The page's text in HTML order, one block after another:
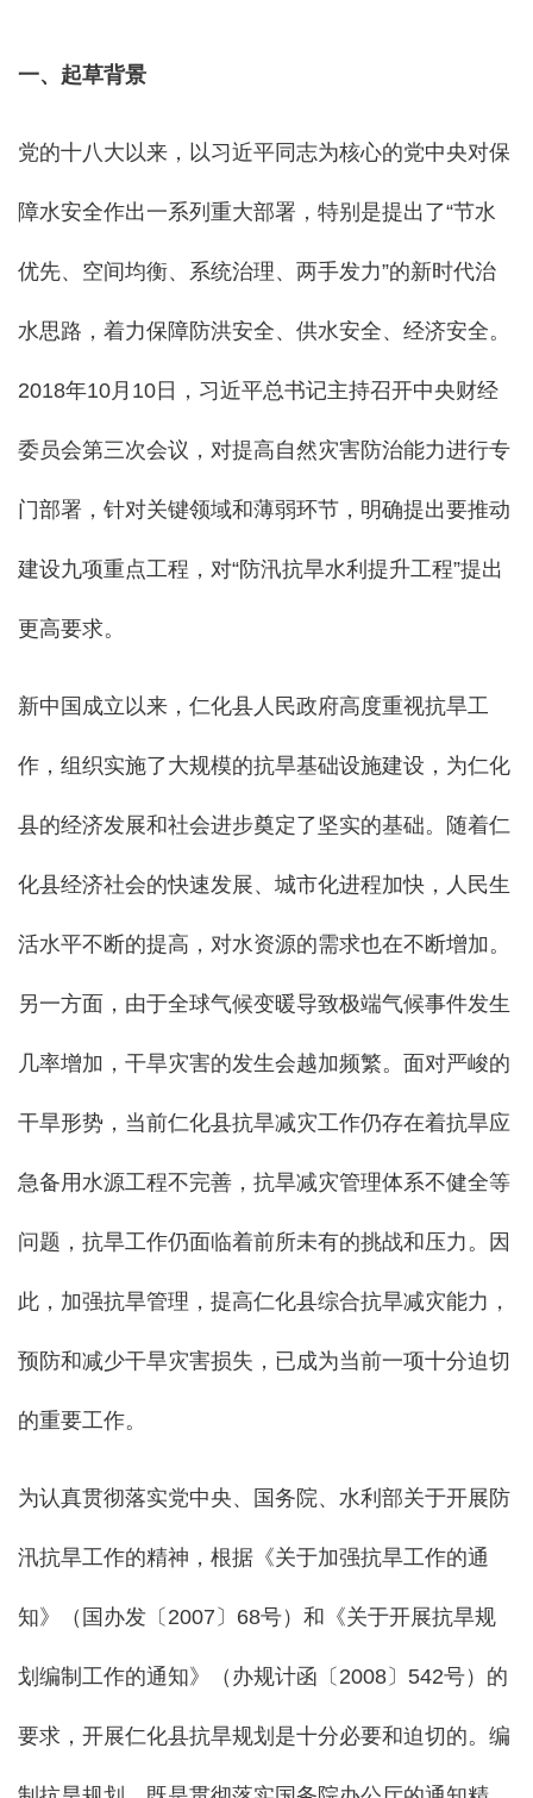
一、起草背景
党的十八大以来，以习近平同志为核心的党中央对保
障水安全作出一系列重大部署，特别是提出了“节水
优先、空间均衡、系统治理、两手发力”的新时代治
水思路，着力保障防洪安全、供水安全、经济安全。
2018年10月10日，习近平总书记主持召开中央财经
委员会第三次会议，对提高自然灾害防治能力进行专
门部署，针对关键领域和薄弱环节，明确提出要推动
建设九项重点工程，对“防汛抗旱水利提升工程”提出
更高要求。
新中国成立以来，仁化县人民政府高度重视抗旱工
作，组织实施了大规模的抗旱基础设施建设，为仁化
县的经济发展和社会进步奠定了坚实的基础。随着仁
化县经济社会的快速发展、城市化进程加快，人民生
活水平不断的提高，对水资源的需求也在不断增加。
另一方面，由于全球气候变暖导致极端气候事件发生
几率增加，干旱灾害的发生会越加频繁。面对严峻的
干旱形势，当前仁化县抗旱减灾工作仍存在着抗旱应
急备用水源工程不完善，抗旱减灾管理体系不健全等
问题，抗旱工作仍面临着前所未有的挑战和压力。因
此，加强抗旱管理，提高仁化县综合抗旱减灾能力，
预防和减少干旱灾害损失，已成为当前一项十分迫切
的重要工作。
为认真贯彻落实党中央、国务院、水利部关于开展防
汛抗旱工作的精神，根据《关于加强抗旱工作的通
知》（国办发〔2007〕68号）和《关于开展抗旱规
划编制工作的通知》（办规计函〔2008〕542号）的
要求，开展仁化县抗旱规划是十分必要和迫切的。编